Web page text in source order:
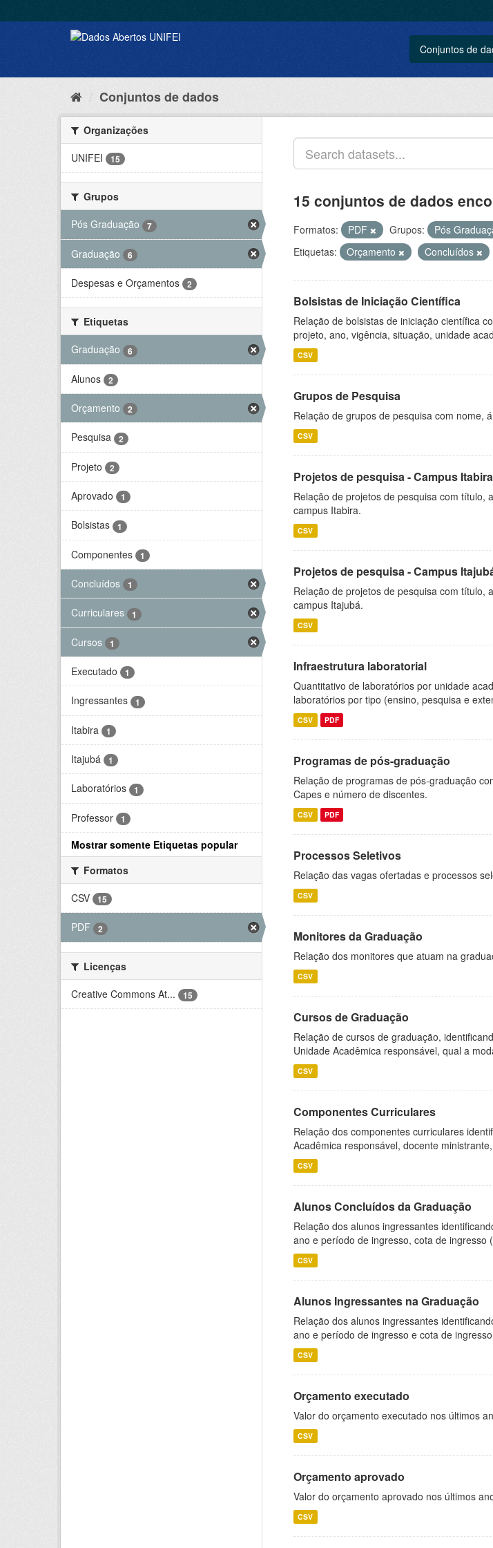
Conjuntos de
Conjuntos de dados
Organizações
UNIFEI
15
Grupos
Pós Graduação
7
Graduação 6
Despesas e Orçamentos 2
Etiquetas
Graduação
6
Alunos 2
Orçamento 2
Pesquisa 2
Projeto 2
Aprovado 1
Bolsistas 1
Componentes 1
Concluídos 1
Curriculares 1
Cursos 1
Executado 1
Ingressantes 1
Itabira 1
Itajubá 1
Laboratórios 1
Professor 1
Mostrar somente Etiquetas popular
Formatos
CSV
15
PDF 2
Licenças
Creative Commons At...
15
15 conjuntos de dados
Formatos: PDF Grupos: Pós
Etiquetas:
Orçamento Concluídos
Bolsistas de Iniciação Científica
Relação de bolsistas de iniciação científica
projeto, ano, vigência, situação, unidade
CSV
Grupos de Pesquisa
Relação de grupos de pesquisa com nome,
CSV
Projetos de pesquisa - Campus Itabira
Relação de projetos de pesquisa com título,
campus Itabira.
CSV
Projetos de pesquisa - Campus
Relação de projetos de pesquisa com título,
campus Itajubá.
CSV
Infraestrutura laboratorial
Quantitativo de laboratórios por unidade
laboratórios por tipo (ensino, pesquisa e
CSV PDF
Programas de pós-graduação
Relação de programas de pós-graduação
Capes e número de discentes.
CSV PDF
Processos Seletivos
Relação das vagas ofertadas e processos
CSV
Monitores da Graduação
Relação dos monitores que atuam na
CSV
Cursos de Graduação
Relação de cursos de graduação,
Unidade Acadêmica responsável, qual a
CSV
Componentes Curriculares
Relação dos componentes curriculares
Acadêmica responsável, docente
CSV
Alunos Concluídos da Graduação
Relação dos alunos ingressantes
ano e período de ingresso, cota de ingresso
CSV
Alunos Ingressantes na Graduação
Relação dos alunos ingressantes
ano e período de ingresso e cota de
CSV
Orçamento executado
Valor do orçamento executado nos últimos
CSV
Orçamento aprovado
Valor do orçamento aprovado nos últimos
CSV